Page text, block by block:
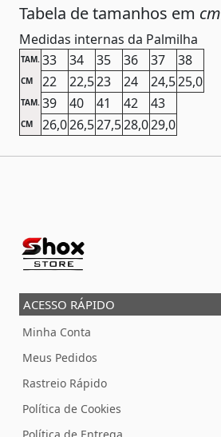
Tabela de tamanhos em cm
Medidas internas da Palmilha
TAM. 33 34 35 36 37 38
CM 22 22,523 24 24,525,0
TAM. 39 40 41 42 43
CM 26,026,527,528,029,0
ACESSO RÁPIDO
Minha Conta
Meus Pedidos
Rastreio Rápido
Política de Cookies